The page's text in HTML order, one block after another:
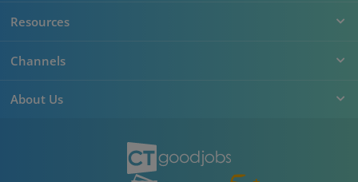
Resources
Channels
About Us